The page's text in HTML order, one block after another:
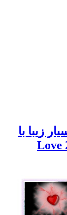
تصویر بسیار زیبا با
موضوع روز عشق سری دوم - 2 Love